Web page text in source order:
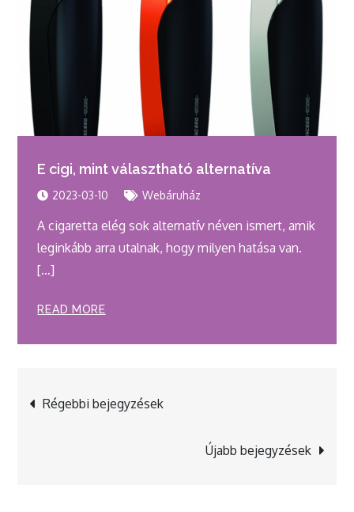
E cigi, mint választható alternatíva
2023-03-10 Webáruház
A cigaretta elég sok alternatív néven ismert, amik
leginkább arra utalnak, hogy milyen hatása van.
[…]
READ MORE
Bejegyzés
Régebbi bejegyzések
Újabb bejegyzések